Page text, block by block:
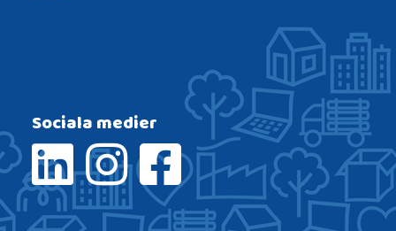
Sociala medier